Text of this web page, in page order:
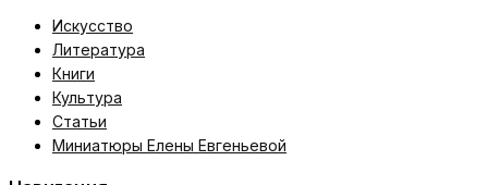
Искусство
Литература
Книги
Культура
Статьи
Миниатюры Елены Евгеньевой